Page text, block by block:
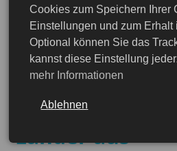
Die USA
Bearbeitung
Russland und
Länder aus
Cookies zum Speichern Ihrer
Einstellungen und zum Erhalt
Optional können Sie das
kannst diese Einstellung
mehr Informationen
Ablehnen